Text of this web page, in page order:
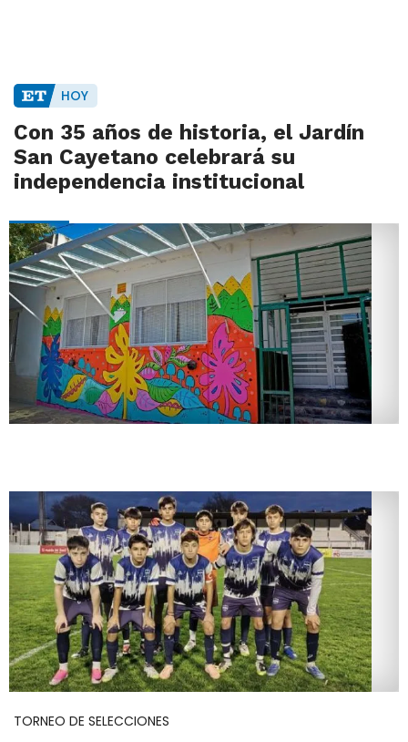
HOY
Con 35 años de historia, el Jardín
San Cayetano celebrará su
independencia institucional
TORNEO DE SELECCIONES